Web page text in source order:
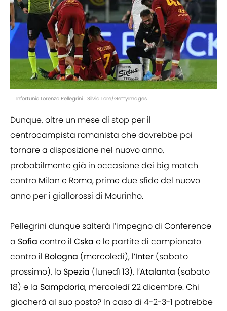
Infortunio Lorenzo Pellegrini | Silvia Lore/GettyImages
Dunque, oltre un mese di stop per il
centrocampista romanista che dovrebbe poi
tornare a disposizione nel nuovo anno,
probabilmente già in occasione dei big match
contro Milan e Roma, prime due sfide del nuovo
anno per i giallorossi di Mourinho.
Pellegrini dunque salterà l’impegno di Conference
a Sofia contro il Cska e le partite di campionato
contro il Bologna (mercoledì), l’Inter (sabato
prossimo), lo Spezia (lunedì 13), l’Atalanta (sabato
18) e la Sampdoria, mercoledì 22 dicembre. Chi
giocherà al suo posto? In caso di 4-2-3-1 potrebbe